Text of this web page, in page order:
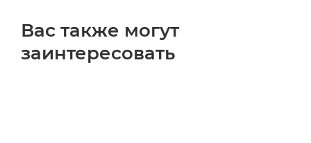
Вас также могут
заинтересовать